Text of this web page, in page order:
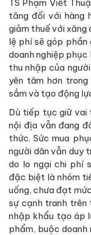
TS Phạm Viết
tăng đối với hàng
giảm thuế với xăng
lệ phí sẽ góp
doanh nghiệp phục
thu nhập của
yên tâm hơn
sắm và tạo động
Dù tiếp tục giữ vai
nội địa vẫn đang
thức. Sức mua
người dân vẫn
do lo ngại chi phí
đặc biệt là nhóm
uống, chưa đạt
sự cạnh tranh trên
nhập khẩu tạo áp
phẩm, buộc